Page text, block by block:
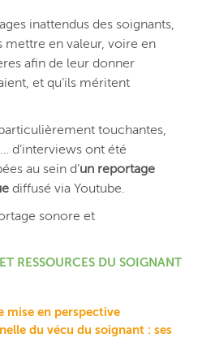
inattendus des soignants,
mettre en valeur, voire en
afin de leur donner
et qu’ils méritent
touchantes,
d’interviews ont été
au sein d’un reportage
diffusé via Youtube.
sonore et
RESSOURCES DU SOIGNANT
mise en perspective
du vécu du soignant : ses